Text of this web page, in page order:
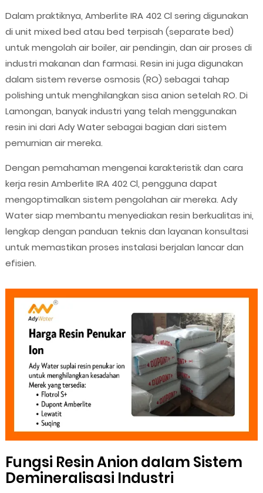
Dalam praktiknya, Amberlite IRA 402 Cl sering digunakan
di unit mixed bed atau bed terpisah (separate bed)
untuk mengolah air boiler, air pendingin, dan air proses di
industri makanan dan farmasi. Resin ini juga digunakan
dalam sistem reverse osmosis (RO) sebagai tahap
polishing untuk menghilangkan sisa anion setelah RO. Di
Lamongan, banyak industri yang telah menggunakan
resin ini dari Ady Water sebagai bagian dari sistem
pemurnian air mereka.
Dengan pemahaman mengenai karakteristik dan cara
kerja resin Amberlite IRA 402 Cl, pengguna dapat
mengoptimalkan sistem pengolahan air mereka. Ady
Water siap membantu menyediakan resin berkualitas ini,
lengkap dengan panduan teknis dan layanan konsultasi
untuk memastikan proses instalasi berjalan lancar dan
efisien.
Fungsi Resin Anion dalam Sistem
Demineralisasi Industri